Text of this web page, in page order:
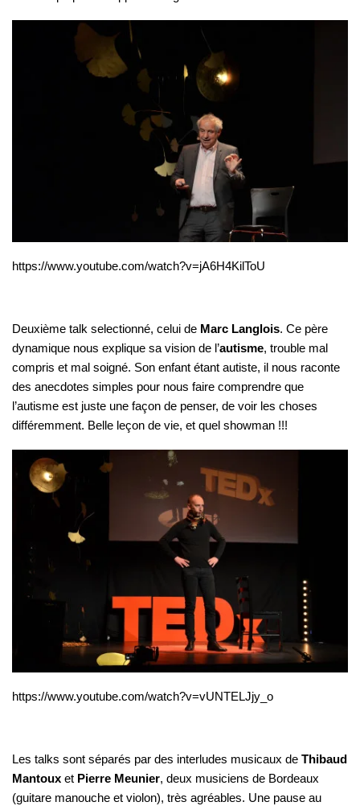
https://www.youtube.com/watch?v=jA6H4KilToU
Deuxième talk selectionné, celui de Marc Langlois. Ce père
dynamique nous explique sa vision de l’autisme, trouble mal
compris et mal soigné. Son enfant étant autiste, il nous raconte
des anecdotes simples pour nous faire comprendre que
l’autisme est juste une façon de penser, de voir les choses
différemment. Belle leçon de vie, et quel showman !!!
https://www.youtube.com/watch?v=vUNTELJjy_o
Les talks sont séparés par des interludes musicaux de Thibaud
Mantoux et Pierre Meunier, deux musiciens de Bordeaux
(guitare manouche et violon), très agréables. Une pause au